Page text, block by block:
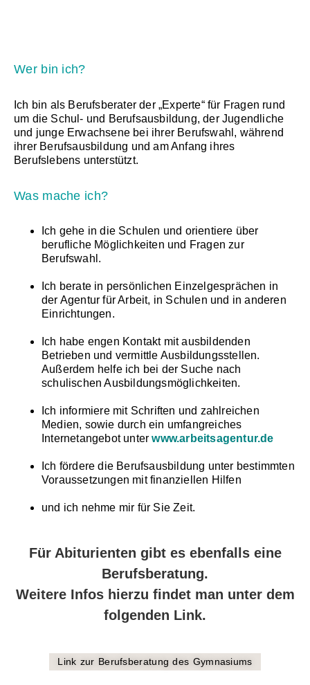
Wer bin ich?
Ich bin als Berufsberater der „Experte“ für Fragen rund
um die Schul- und Berufsausbildung, der Jugendliche
und junge Erwachsene bei ihrer Berufswahl, während
ihrer Berufsausbildung und am Anfang ihres
Berufslebens unterstützt.
Was mache ich?
Ich gehe in die Schulen und orientiere über
berufliche Möglichkeiten und Fragen zur
Berufswahl.
Ich berate in persönlichen Einzelgesprächen in
der Agentur für Arbeit, in Schulen und in anderen
Einrichtungen.
Ich habe engen Kontakt mit ausbildenden
Betrieben und vermittle Ausbildungsstellen.
Außerdem helfe ich bei der Suche nach
schulischen Ausbildungsmöglichkeiten.
Ich informiere mit Schriften und zahlreichen
Medien, sowie durch ein umfangreiches
Internetangebot unterwww.arbeitsagentur.de
Ich fördere die Berufsausbildung unter bestimmten
Voraussetzungen mit finanziellen Hilfen
und ich nehme mir für Sie Zeit.
Für Abiturienten gibt es ebenfalls eine
Berufsberatung.
Weitere Infos hierzu findet man unter dem
folgenden Link.
Link zur Berufsberatung des Gymnasiums